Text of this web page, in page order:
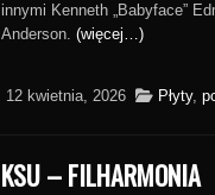
innymi Kenneth „Babyface”
Anderson. (więcej…)
12 kwietnia, 2026 Płyty,
KSU – FILHARMONIA